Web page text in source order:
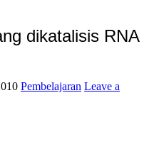
dikatalisis RNA
Pembelajaran Leave a